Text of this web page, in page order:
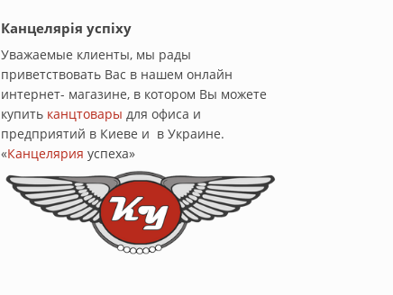
Канцелярія успіху
Уважаемые клиенты, мы рады
приветствовать Вас в нашем онлайн
интернет- магазине, в котором Вы можете
купить канцтовары для офиса и
предприятий в Киеве и в Украине.
«Канцелярия успеха»